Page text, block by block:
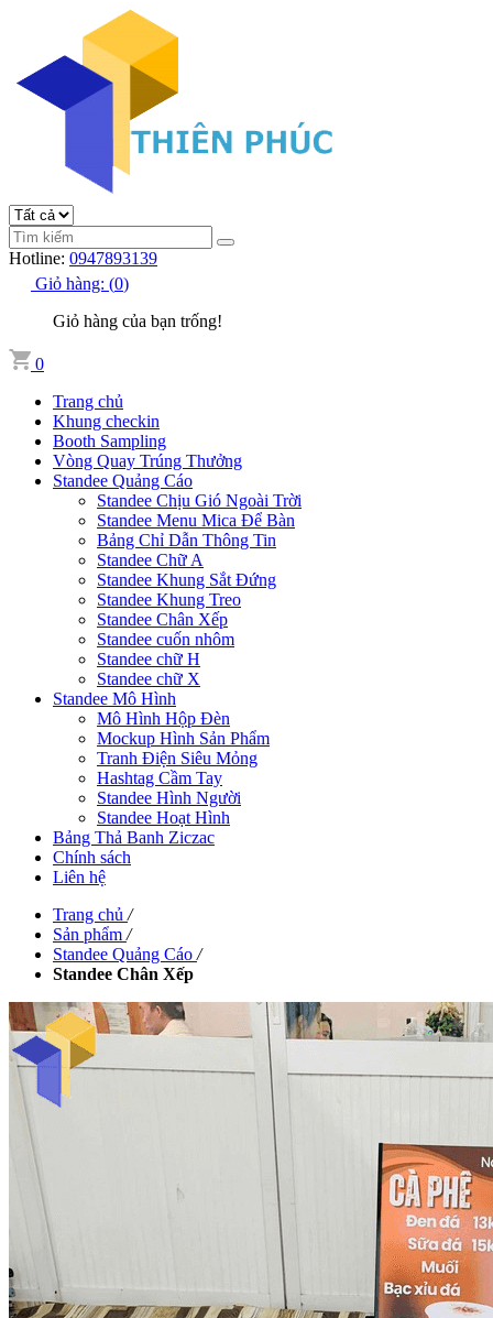
Hotline: 0947893139
Giỏ hàng: (0)
Giỏ hàng của bạn trống!
0
Trang chủ
Khung checkin
Booth Sampling
Vòng Quay Trúng Thưởng
Standee Quảng Cáo
Standee Chịu Gió Ngoài Trời
Standee Menu Mica Để Bàn
Bảng Chỉ Dẫn Thông Tin
Standee Chữ A
Standee Khung Sắt Đứng
Standee Khung Treo
Standee Chân Xếp
Standee cuốn nhôm
Standee chữ H
Standee chữ X
Standee Mô Hình
Mô Hình Hộp Đèn
Mockup Hình Sản Phẩm
Tranh Điện Siêu Mỏng
Hashtag Cầm Tay
Standee Hình Người
Standee Hoạt Hình
Bảng Thả Banh Ziczac
Chính sách
Liên hệ
Trang chủ /
Sản phẩm /
Standee Quảng Cáo /
Standee Chân Xếp